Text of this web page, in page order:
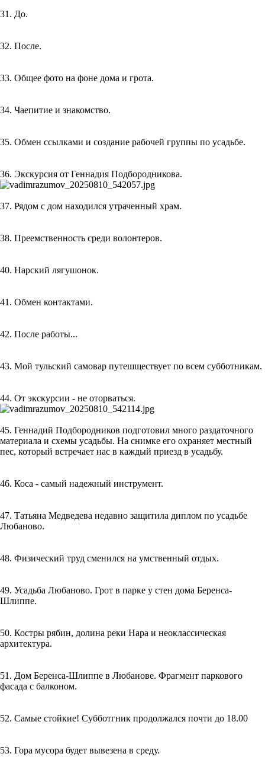
31. До.
32. После.
33. Общее фото на фоне дома и грота.
34. Чаепитие и знакомство.
35. Обмен ссылками и создание рабочей группы по усадьбе.
36. Экскурсия от Геннадия Подбородникова.
37. Рядом с дом находился утраченный храм.
38. Преемственность среди волонтеров.
40. Нарский лягушонок.
41. Обмен контактами.
42. После работы...
43. Мой тульский самовар путешществует по всем субботникам.
44. От экскурсии - не оторваться.
45. Геннадий Подбородников подготовил много раздаточного
материала и схемы усадьбы. На снимке его охраняет местный
пес, который встречает нас в каждый приезд в усадьбу.
46. Коса - самый надежный инструмент.
47. Татьяна Медведева недавно защитила диплом по усадьбе
Любаново.
48. Физический труд сменился на умственный отдых.
49. Усадьба Любаново. Грот в парке у стен дома Беренса-
Шлиппе.
50. Костры рябин, долина реки Нара и неоклассическая
архитектура.
51. Дом Беренса-Шлиппе в Любанове. Фрагмент паркового
фасада с балконом.
52. Самые стойкие! Субботгник продолжался почти до 18.00
53. Гора мусора будет вывезена в среду.